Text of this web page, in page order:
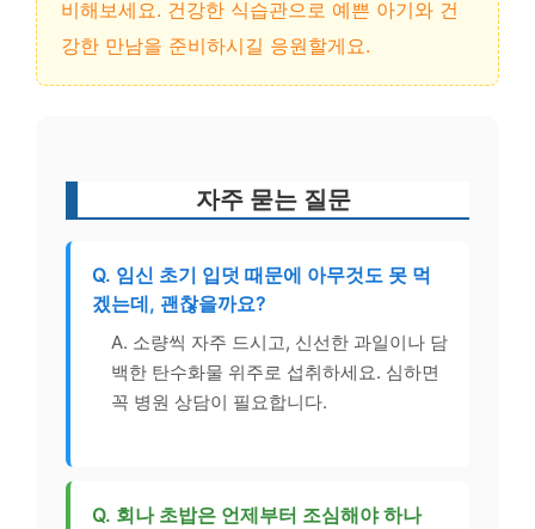
비해보세요. 건강한 식습관으로 예쁜 아기와 건
강한 만남을 준비하시길 응원할게요.
자주 묻는 질문
Q. 임신 초기 입덧 때문에 아무것도 못 먹
겠는데, 괜찮을까요?
A. 소량씩 자주 드시고, 신선한 과일이나 담
백한 탄수화물 위주로 섭취하세요. 심하면
꼭 병원 상담이 필요합니다.
Q. 회나 초밥은 언제부터 조심해야 하나